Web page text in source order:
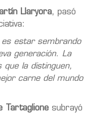
Llaryora, pasó
es estar sembrando
generación. La
la distinguen,
carne del mundo
Tartaglione subrayó